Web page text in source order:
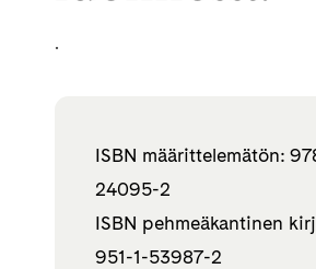
.
ISBN määrittelemätön:
24095-2
ISBN pehmeäkantinen
951-1-53987-2